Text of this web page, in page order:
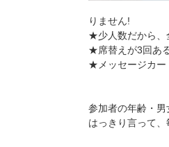
りません!
★少人数だから、
★席替えが3回あ
★メッセージカー
参加者の年齢・
はっきり言って